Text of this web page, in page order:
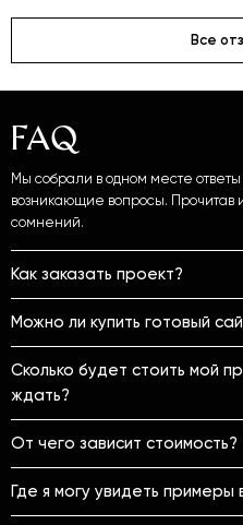
Все
FAQ
Мы собрали в одном месте
возникающие вопросы. Прочитав
сомнений.
Как заказать проект?
Можно ли купить готовый
Сколько будет стоить мой
ждать?
От чего зависит стоимость?
Где я могу увидеть